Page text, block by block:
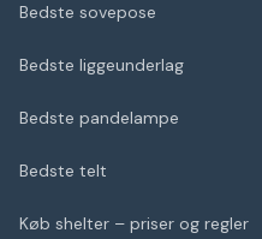
Bedste sovepose
Bedste liggeunderlag
Bedste pandelampe
Bedste telt
Køb shelter – priser og regler